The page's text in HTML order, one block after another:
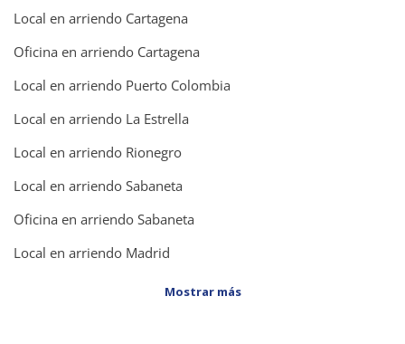
Local en arriendo Cartagena
Oficina en arriendo Cartagena
Local en arriendo Puerto Colombia
Local en arriendo La Estrella
Local en arriendo Rionegro
Local en arriendo Sabaneta
Oficina en arriendo Sabaneta
Local en arriendo Madrid
Mostrar más